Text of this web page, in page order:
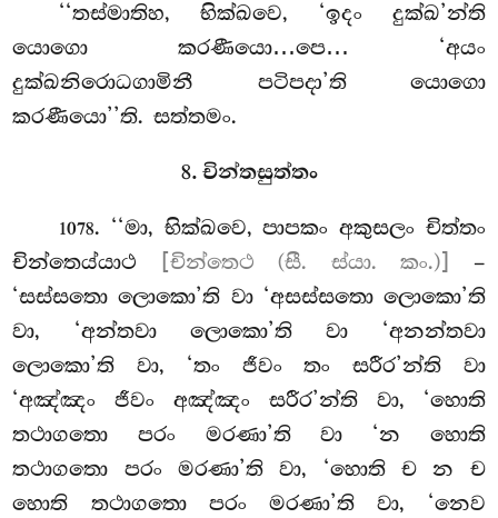
‘‘තස්මාතිහ, භික්ඛවෙ, ‘ඉදං දුක්ඛ’න්ති
යොගො කරණීයො…පෙ… ‘අයං
දුක්ඛනිරොධගාමිනී පටිපදා’ති යොගො
කරණීයො’’ති. සත්තමං.
8. චින්තසුත්තං
1078. ‘‘මා, භික්ඛවෙ, පාපකං අකුසලං චිත්තං
චින්තෙය්යාථ
[චින්තෙථ (සී. ස්යා. කං.)]
–
‘සස්සතො ලොකො’ති වා ‘අසස්සතො ලොකො’ති
වා, ‘අන්තවා ලොකො’ති වා ‘අනන්තවා
ලොකො’ති වා, ‘තං ජීවං තං සරීර’න්ති වා
‘අඤ්ඤං ජීවං අඤ්ඤං සරීර’න්ති වා, ‘හොති
තථාගතො පරං මරණා’ති වා ‘න හොති
තථාගතො පරං මරණා’ති වා, ‘හොති ච න ච
හොති තථාගතො පරං මරණා’ති වා, ‘නෙව